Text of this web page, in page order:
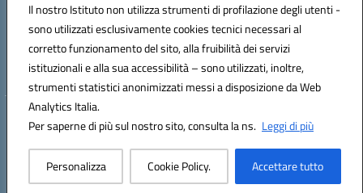
Il nostro Istituto non utilizza strumenti di profilazione degli utenti -
sono utilizzati esclusivamente cookies tecnici necessari al
corretto funzionamento del sito, alla fruibilità dei servizi
istituzionali e alla sua accessibilità – sono utilizzati, inoltre,
strumenti statistici anonimizzati messi a disposizione da Web
Analytics Italia.
Per saperne di più sul nostro sito, consulta la ns. Leggi di più
Personalizza Cookie Policy. Accettare tutto
Codice fiscale: 90043150714
Codice meccanografico:
FGPC180008
Codice Indice delle Pubbliche Amministrazioni (IPA): lzcc
Hosting & Powered by 3D Solution S.r.l.
Concept & Design by Designers Italia